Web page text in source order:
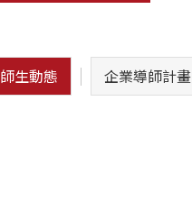
師生動態 企業導師計畫